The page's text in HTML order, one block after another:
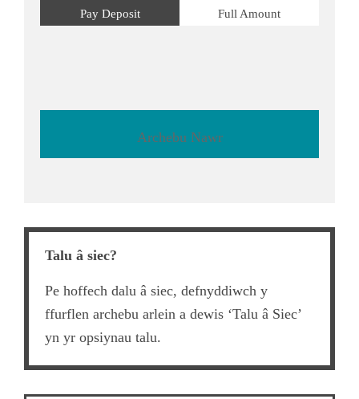
Pay Deposit Full Amount
Archebu Nawr
Talu â siec?
Pe hoffech dalu â siec, defnyddiwch y
ffurflen archebu arlein a dewis ‘Talu â Siec’
yn yr opsiynau talu.